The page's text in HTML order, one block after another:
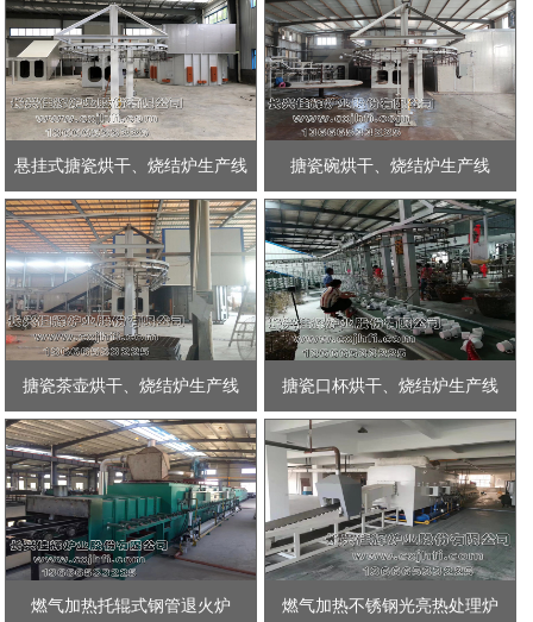
悬挂式搪瓷烘干、烧结炉生产线 搪瓷碗烘干、烧结炉生产线
搪瓷茶壶烘干、烧结炉生产线 搪瓷口杯烘干、烧结炉生产线
燃气加热托辊式钢管退火炉 燃气加热不锈钢光亮热处理炉